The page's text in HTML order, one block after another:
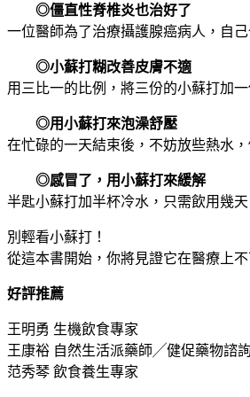
◎僵直性脊椎炎也治好了
一位醫師為了治療攝護腺癌病人，自
◎小蘇打糊改善皮膚不適
用三比一的比例，將三份的小蘇打加
◎用小蘇打來泡澡舒壓
在忙碌的一天結束後，不妨放些熱水
◎感冒了，用小蘇打來緩解
半匙小蘇打加半杯冷水，只需飲用幾天
別輕看小蘇打！
從這本書開始，你將見證它在醫療上不
好評推薦
王明勇 生機飲食專家
王康裕 自然生活派藥師╱健促藥物諮
范秀琴 飲食養生專家